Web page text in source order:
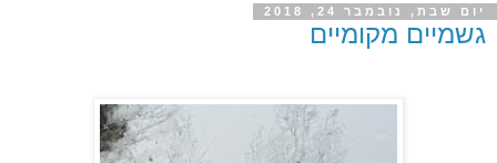
יום שבת, נובמבר 24, 2018
גשמיים מקומיים